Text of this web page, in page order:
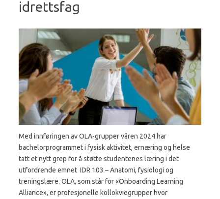
idrettsfag
Med innføringen av OLA-grupper våren 2024 har
bachelorprogrammet i fysisk aktivitet, ernæring og helse
tatt et nytt grep for å støtte studentenes læring i det
utfordrende emnet IDR 103 – Anatomi, fysiologi og
treningslære. OLA, som står for «Onboarding Learning
Alliance», er profesjonelle kollokviegrupper hvor